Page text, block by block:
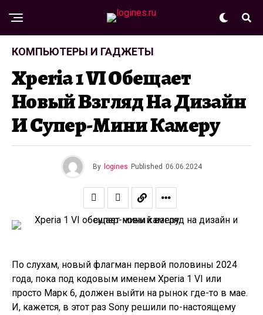
КОМПЬЮТЕРЫ И ГАДЖЕТЫ
Xperia 1 VI Обещает
Новый Взгляд На Дизайн
И Супер-Мини Камеру
By logines Published 06.06.2024
По слухам, новый флагман первой половины 2024
года, пока под кодовым именем Xperia 1 VI или
просто Марк 6, должен выйти на рынок где-то в мае.
И, кажется, в этот раз Sony решили по-настоящему